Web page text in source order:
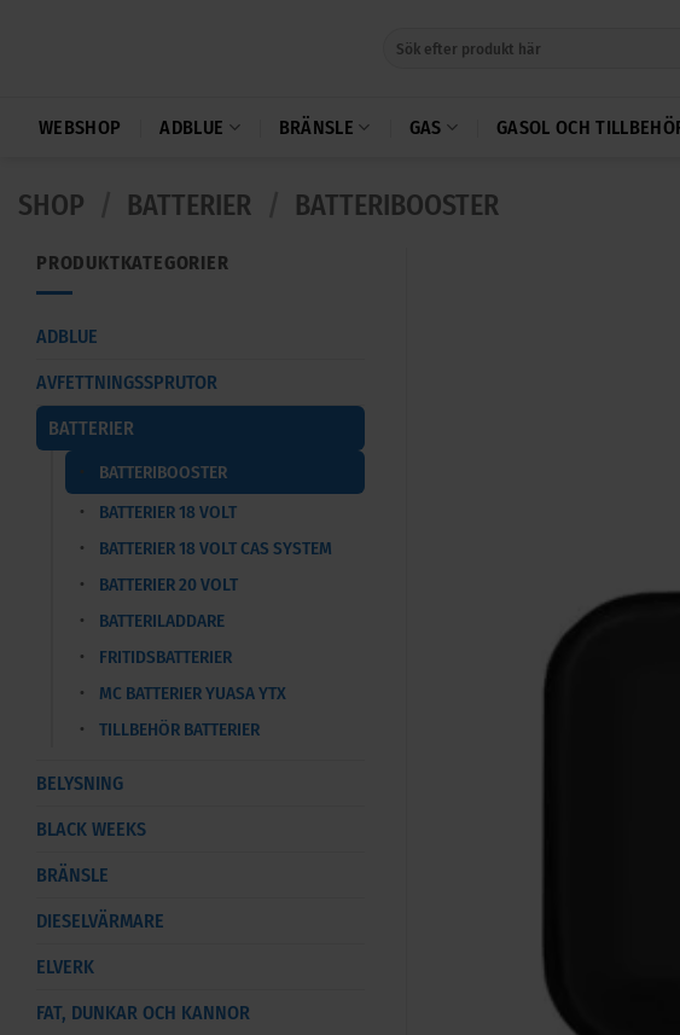
WEBSHOP ADBLUE BRÄNSLE GAS GASOL OCH
SHOP BATTERIER BATTERIBOOSTER
PRODUKTKATEGORIER
ADBLUE
AVFETTNINGSSPRUTOR
BATTERIER
BATTERIBOOSTER
BATTERIER 18 VOLT
BATTERIER 18 VOLT CAS SYSTEM
BATTERIER 20 VOLT
BATTERILADDARE
FRITIDSBATTERIER
MC BATTERIER YUASA YTX
TILLBEHÖR BATTERIER
BELYSNING
BLACK WEEKS
BRÄNSLE
DIESELVÄRMARE
ELVERK
FAT, DUNKAR OCH KANNOR